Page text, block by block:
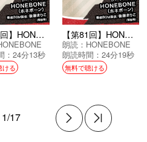
【第82回】HONEBONEのRock’N’Roll Journey
：24分13秒
ける
【第81回】HONEBONEのRock’N’Roll Journey
朗読： HONEBONE
朗読時間：24分19秒
無料で聴ける
1/17